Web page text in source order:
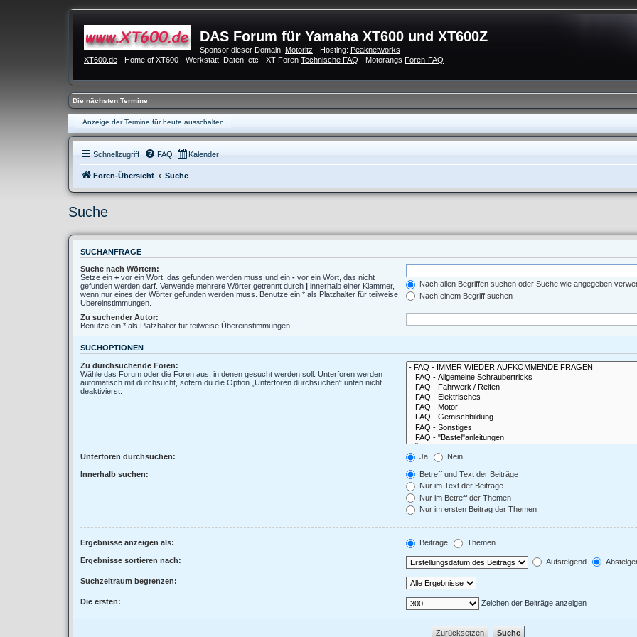
DAS Forum für Yamaha XT600 und XT600Z
Sponsor dieser Domain: Motoritz - Hosting: Peaknetworks
XT600.de - Home of XT600 - Werkstatt, Daten, etc - XT-Foren Technische FAQ - Motorangs Foren-FAQ
Die nächsten Termine
Anzeige der Termine für heute ausschalten
Schnellzugriff FAQ Kalender
Foren-Übersicht Suche
Suche
SUCHANFRAGE
Suche nach Wörtern:
Setze ein + vor ein Wort, das gefunden werden muss und ein - vor ein Wort, das nicht
gefunden werden darf. Verwende mehrere Wörter getrennt durch | innerhalb einer Klammer,
wenn nur eines der Wörter gefunden werden muss. Benutze ein * als Platzhalter für teilweise
Übereinstimmungen.
Nach allen Begriffen suchen oder Suche wie angegeben
Nach einem Begriff suchen
Zu suchender Autor:
Benutze ein * als Platzhalter für teilweise Übereinstimmungen.
SUCHOPTIONEN
Zu durchsuchende Foren:
Wähle das Forum oder die Foren aus, in denen gesucht werden soll. Unterforen werden
automatisch mit durchsucht, sofern du die Option „Unterforen durchsuchen“ unten nicht
deaktivierst.
Unterforen durchsuchen: Ja Nein
Innerhalb suchen:
Betreff und Text der Beiträge
Nur im Text der Beiträge
Nur im Betreff der Themen
Nur im ersten Beitrag der Themen
Ergebnisse anzeigen als: Beiträge Themen
Ergebnisse sortieren nach: Aufsteigend
Suchzeitraum begrenzen:
Die ersten: Zeichen der Beiträge anzeigen